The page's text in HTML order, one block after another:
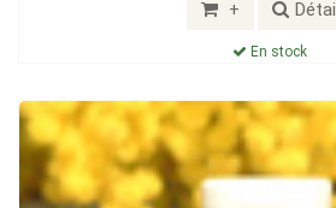
+ Détail
En stock